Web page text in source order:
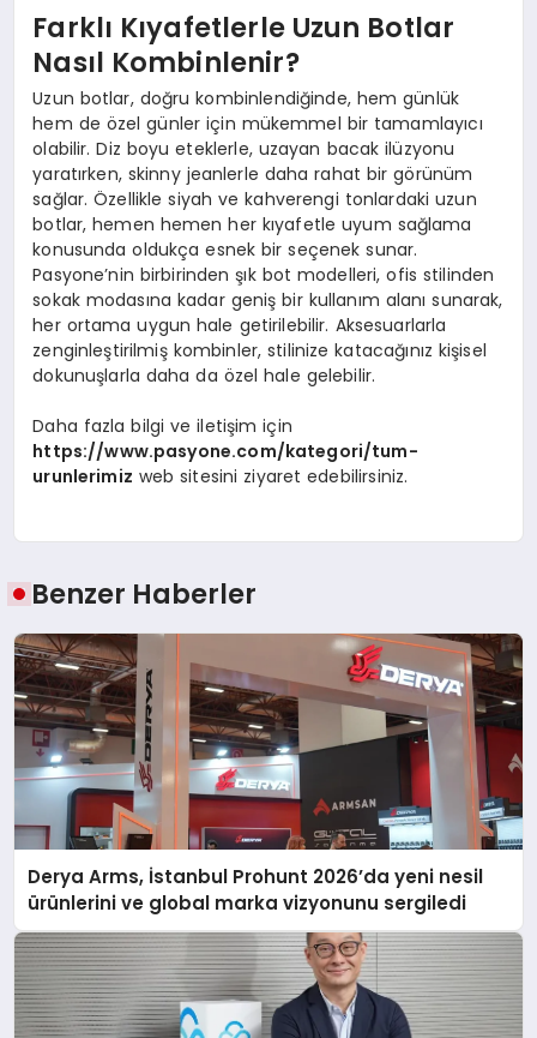
Farklı Kıyafetlerle Uzun Botlar
Nasıl Kombinlenir?
Uzun botlar, doğru kombinlendiğinde, hem günlük
hem de özel günler için mükemmel bir tamamlayıcı
olabilir. Diz boyu eteklerle, uzayan bacak ilüzyonu
yaratırken, skinny jeanlerle daha rahat bir görünüm
sağlar. Özellikle siyah ve kahverengi tonlardaki uzun
botlar, hemen hemen her kıyafetle uyum sağlama
konusunda oldukça esnek bir seçenek sunar.
Pasyone’nin birbirinden şık bot modelleri, ofis stilinden
sokak modasına kadar geniş bir kullanım alanı sunarak,
her ortama uygun hale getirilebilir. Aksesuarlarla
zenginleştirilmiş kombinler, stilinize katacağınız kişisel
dokunuşlarla daha da özel hale gelebilir.
Daha fazla bilgi ve iletişim için
https://www.pasyone.com/kategori/tum-
urunlerimiz web sitesini ziyaret edebilirsiniz.
Benzer Haberler
Derya Arms, İstanbul Prohunt 2026’da yeni nesil
ürünlerini ve global marka vizyonunu sergiledi